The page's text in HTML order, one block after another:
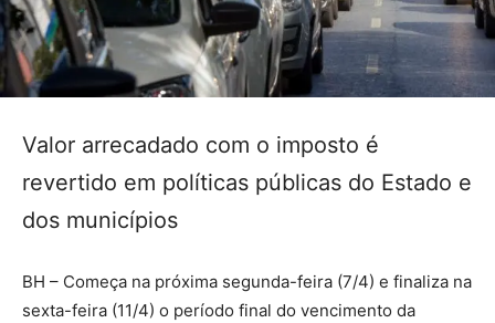
Valor arrecadado com o imposto é
revertido em políticas públicas do Estado e
dos municípios
BH – Começa na próxima segunda-feira (7/4) e finaliza na
sexta-feira (11/4) o período final do vencimento da